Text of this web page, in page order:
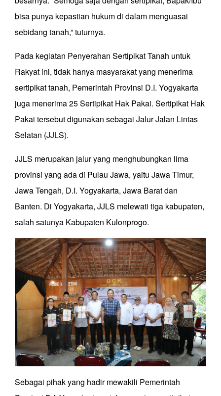
bisa punya kepastian hukum di dalam menguasai
sebidang tanah,” tuturnya.
Pada kegiatan Penyerahan Sertipikat Tanah untuk
Rakyat ini, tidak hanya masyarakat yang menerima
sertipikat tanah, Pemerintah Provinsi D.I. Yogyakarta
juga menerima 25 Sertipikat Hak Pakai. Sertipikat Hak
Pakai tersebut digunakan sebagai Jalur Jalan Lintas
Selatan (JJLS).
JJLS merupakan jalur yang menghubungkan lima
provinsi yang ada di Pulau Jawa, yaitu Jawa Timur,
Jawa Tengah, D.I. Yogyakarta, Jawa Barat dan
Banten. Di Yogyakarta, JJLS melewati tiga kabupaten,
salah satunya Kabupaten Kulonprogo.
Sebagai pihak yang hadir mewakili Pemerintah